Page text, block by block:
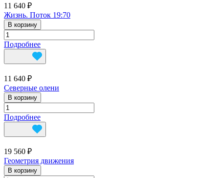
11 640 ₽
Жизнь. Поток 19:70
В корзину
Подробнее
11 640 ₽
Северные олени
В корзину
Подробнее
19 560 ₽
Геометрия движения
В корзину